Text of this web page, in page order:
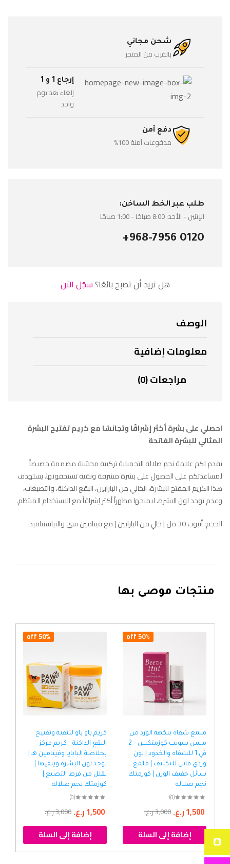
شحن مجاني
بالقرب من المتجر
إرجاع 1 و 1
إلغاء بعد يوم
واحد
دفع آمن
مدفوعات آمنة 100%
طلب عبر الخط الساخن:
الإثنين - الأحد: 8:00 صباحًا - 1:00 صباحًا
+968-7956 0120
هل تريد أن تصبح بائعًا؟سجّل الآن
الوصف
معلومات إضافية
مراجعات (0)
احصلي على بشرة أكثر إشراقًا وتجانسًا مع كريم تفتيح البشرة
المثالي للبشرة الفاتحة
تقدم لكم علامة نجم صلالة التجميلية تركيبة محسّنة مصممة خصيصاً
لمساعدتكم على الحصول على بشرة مشرقة ونقية تستحقونها. يستهدف
هذا الكريم المفتح للبشرة، الخالي من البارابين، البقع الداكنة، والتصبغات،
وعدم توحد لون البشرة، ليمنحها مظهراً أكثر إشراقاً مع الاستخدام المنتظم.
الحجم: أنبوب 30 مل | خالٍ من البارابين | مع فيتامين سي والنياسيناميد
منتجات موصى بها
50% off
ملمع شفاه بنكهة الورد من
ميس سويت كوزمتكس – 2
في 1 للشفاه والخدود | لون
وردي قابل للتكثيف | ملمع
سائل خفيف الوزن | كوزمتك
نجم صلاله
(0)
3,000ر.ع. 1,500ر.ع.
إضافة إلى السلة
50% off
كريم باو باو لتنقية وتفتيح
البقع الداكنة – كريم مركز
بخلاصة البابايا وفيتامين هـ |
يوحد لون البشرة وينقيها |
يقلل من فرط التصبغ |
كوزمتك نجم صلاله
(0)
3,000ر.ع. 1,500ر.ع.
إضافة إلى السلة